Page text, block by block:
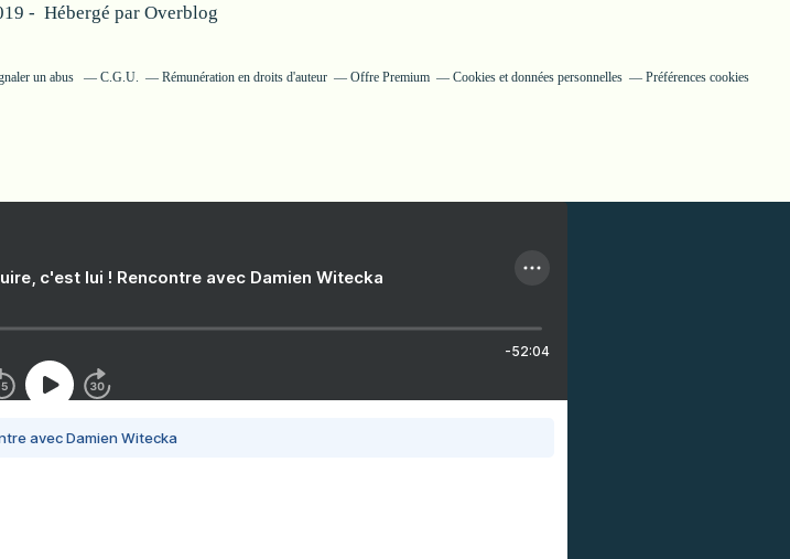
- Hébergé par Overblog
un abus C.G.U. Rémunération en droits d'auteur Offre Premium Cookies et données personnelles Préférences cookies
c'est lui ! Rencontre avec Damien Witecka
-52:04
avec Damien Witecka